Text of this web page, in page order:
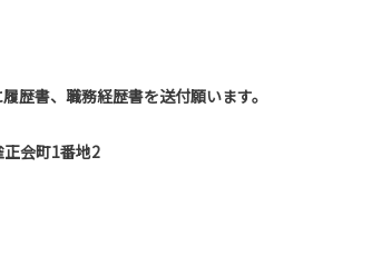
歴書、職務経歴書を送付願います。
会町1番地2